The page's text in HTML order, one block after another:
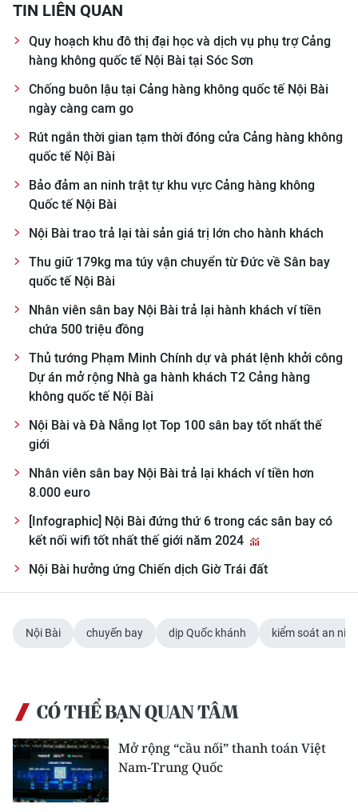
TIN LIÊN QUAN
Quy hoạch khu đô thị đại học và dịch vụ phụ trợ Cảng
hàng không quốc tế Nội Bài tại Sóc Sơn
Chống buôn lậu tại Cảng hàng không quốc tế Nội Bài
ngày càng cam go
Rút ngắn thời gian tạm thời đóng cửa Cảng hàng không
quốc tế Nội Bài
Bảo đảm an ninh trật tự khu vực Cảng hàng không
Quốc tế Nội Bài
Nội Bài trao trả lại tài sản giá trị lớn cho hành khách
Thu giữ 179kg ma túy vận chuyển từ Đức về Sân bay
quốc tế Nội Bài
Nhân viên sân bay Nội Bài trả lại hành khách ví tiền
chứa 500 triệu đồng
Thủ tướng Phạm Minh Chính dự và phát lệnh khởi công
Dự án mở rộng Nhà ga hành khách T2 Cảng hàng
không quốc tế Nội Bài
Nội Bài và Đà Nẵng lọt Top 100 sân bay tốt nhất thế
giới
Nhân viên sân bay Nội Bài trả lại khách ví tiền hơn
8.000 euro
[Infographic] Nội Bài đứng thứ 6 trong các sân bay có
kết nối wifi tốt nhất thế giới năm 2024
Nội Bài hưởng ứng Chiến dịch Giờ Trái đất
Nội Bài chuyến bay dịp Quốc khánh kiểm soát an
CÓ THỂ BẠN QUAN TÂM
Mở rộng “cầu nối” thanh toán Việt
Nam-Trung Quốc